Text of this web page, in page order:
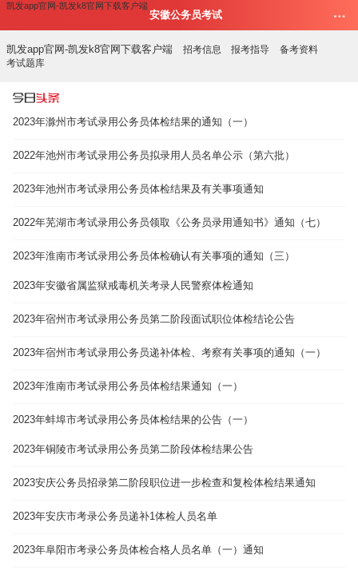
凯发app官网-凯发k8官网下载客户端
安徽公务员考试
凯发app官网-凯发k8官网下载客户端 招考信息 报考指导
备考资料
考试题库
2023年滁州市考试录用公务员体检结果的通知（一）
2022年池州市考试录用公务员拟录用人员名单公示（第六批）
2023年池州市考试录用公务员体检结果及有关事项通知
2022年芜湖市考试录用公务员领取《公务员录用通知书》通知（七）
2023年淮南市考试录用公务员体检确认有关事项的通知（三）
2023年安徽省属监狱戒毒机关考录人民警察体检通知
2023年宿州市考试录用公务员第二阶段面试职位体检结论公告
2023年宿州市考试录用公务员递补体检、考察有关事项的通知（一）
2023年淮南市考试录用公务员体检结果通知（一）
2023年蚌埠市考试录用公务员体检结果的公告（一）
2023年铜陵市考试录用公务员第二阶段体检结果公告
2023安庆公务员招录第二阶段职位进一步检查和复检体检结果通知
2023年安庆市考录公务员递补1体检人员名单
2023年阜阳市考录公务员体检合格人员名单（一）通知